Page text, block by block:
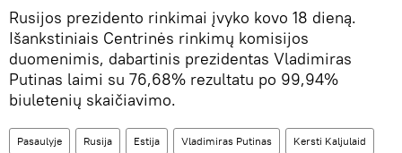
Rusijos prezidento rinkimai įvyko kovo 18 dieną.
Išankstiniais Centrinės rinkimų komisijos
duomenimis, dabartinis prezidentas Vladimiras
Putinas laimi su 76,68% rezultatu po 99,94%
biuletenių skaičiavimo.
Pasaulyje Rusija Estija Vladimiras Putinas Kersti Kaljulaid